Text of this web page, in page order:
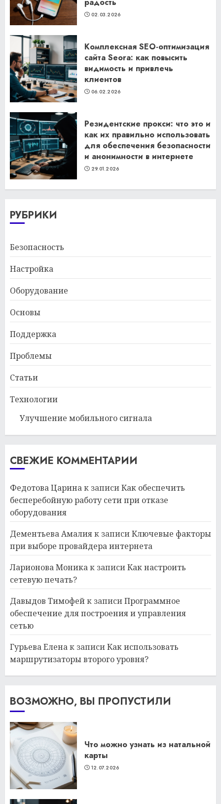
02.03.2026
Комплексная SEO-оптимизация
сайта Seora: как повысить
видимость и привлечь
клиентов
06.02.2026
Резидентские прокси: что это и
как их правильно использовать
для обеспечения безопасности
и анонимности в интернете
29.01.2026
РУБРИКИ
Безопасность
Настройка
Оборудование
Основы
Поддержка
Проблемы
Статьи
Технологии
Улучшение мобильного сигнала
СВЕЖИЕ КОММЕНТАРИИ
Федотова Царинак записиКак обеспечить
бесперебойную работу сети при отказе
оборудования
Дементьева Амалияк записиКлючевые факторы
при выборе провайдера интернета
Ларионова Моникак записиКак настроить
сетевую печать?
Давыдов Тимофейк записиПрограммное
обеспечение для построения и управления
сетью
Гурьева Еленак записиКак использовать
маршрутизаторы второго уровня?
ВОЗМОЖНО, ВЫ ПРОПУСТИЛИ
Что можно узнать из натальной
карты
12.07.2026